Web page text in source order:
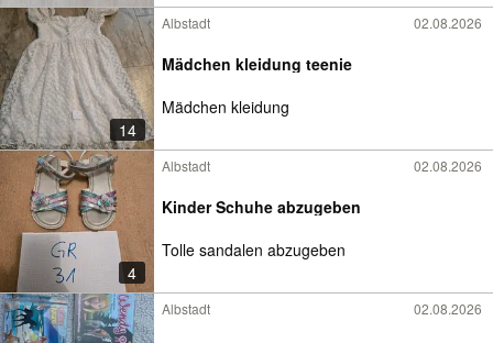
14
Albstadt 02.08.2026
Mädchen kleidung teenie
Mädchen kleidung
4
Albstadt 02.08.2026
Kinder Schuhe abzugeben
Tolle sandalen abzugeben
Albstadt 02.08.2026